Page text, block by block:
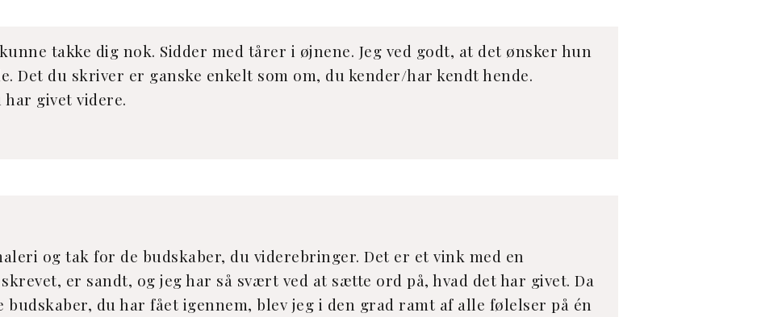
takke dig nok. Sidder med tårer i øjnene. Jeg ved godt, at det ønsker hun
Det du skriver er ganske enkelt som om, du kender/har kendt hende.
givet videre.
og tak for de budskaber, du viderebringer. Det er et vink med en
er sandt, og jeg har så svært ved at sætte ord på, hvad det har givet. Da
du har fået igennem, blev jeg i den grad ramt af alle følelser på én